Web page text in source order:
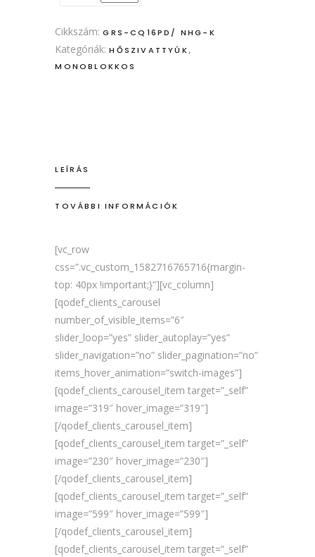
Cikkszám:GRS-CQ16PD/ NHG-K
Kategóriák:HŐSZIVATTYÚK,
MONOBLOKKOS
LEÍRÁS
TOVÁBBI INFORMÁCIÓK
[vc_row
css=”.vc_custom_1582716765716{margin-
top: 40px !important;}”][vc_column]
[qodef_clients_carousel
number_of_visible_items=”6″
slider_loop=”yes” slider_autoplay=”yes”
slider_navigation=”no” slider_pagination=”no”
items_hover_animation=”switch-images”]
[qodef_clients_carousel_item target=”_self”
image=”319″ hover_image=”319″]
[/qodef_clients_carousel_item]
[qodef_clients_carousel_item target=”_self”
image=”230″ hover_image=”230″]
[/qodef_clients_carousel_item]
[qodef_clients_carousel_item target=”_self”
image=”599″ hover_image=”599″]
[/qodef_clients_carousel_item]
[qodef_clients_carousel_item target=”_self”